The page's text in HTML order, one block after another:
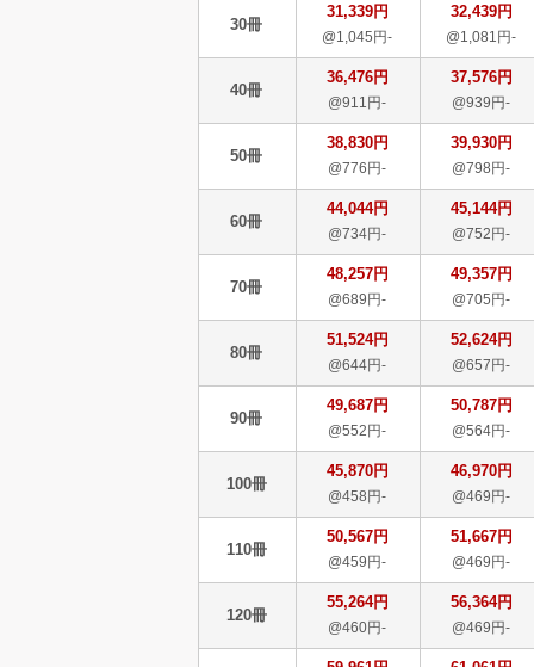
30冊
31,339円
@1,045円-
32,439円
@1,081円-
40冊
36,476円
@911円-
37,576円
@939円-
50冊
38,830円
@776円-
39,930円
@798円-
60冊
44,044円
@734円-
45,144円
@752円-
70冊
48,257円
@689円-
49,357円
@705円-
80冊
51,524円
@644円-
52,624円
@657円-
90冊
49,687円
@552円-
50,787円
@564円-
100冊
45,870円
@458円-
46,970円
@469円-
110冊
50,567円
@459円-
51,667円
@469円-
120冊
55,264円
@460円-
56,364円
@469円-